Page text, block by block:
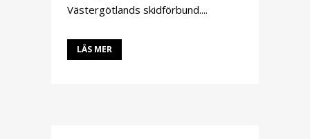
Västergötlands skidförbund....
LÄS MER